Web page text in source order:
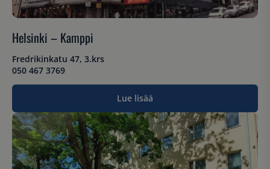
Helsinki – Kamppi
Fredrikinkatu 47, 3.krs
050 467 3769
Lue lisää